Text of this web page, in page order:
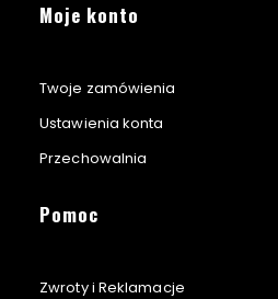
Moje konto
Twoje zamówienia
Ustawienia konta
Przechowalnia
Pomoc
Zwroty i Reklamacje